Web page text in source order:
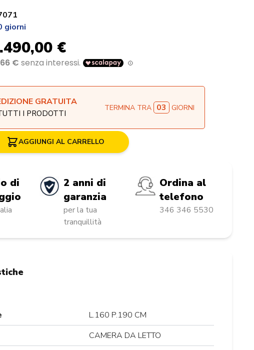
giorni
€
GRATUITA
I PRODOTTI
TERMINA TRA 03 GIORNI
AGGIUNGI AL CARRELLO
di
2 anni di
garanzia
per la tua
tranquillità
Ordina al
telefono
346 346 5530
L.160 P.190 CM
CAMERA DA LETTO